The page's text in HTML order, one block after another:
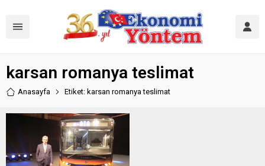
karsan romanya teslimat
Anasayfa Etiket: karsan romanya teslimat